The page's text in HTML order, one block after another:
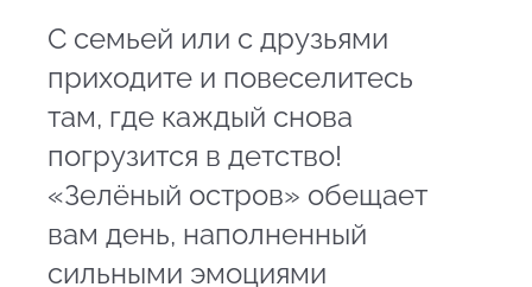
С семьей или с друзьями
приходите и повеселитесь
там, где каждый снова
погрузится в детство!
«Зелёный остров» обещает
вам день, наполненный
сильными эмоциями